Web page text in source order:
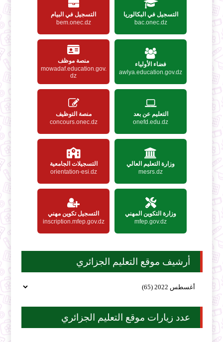
التسجيل في البكالوريا
bac.onec.dz
التسجيل في البيام
bem.onec.dz
فضاء الأولياء
awlya.education.gov.dz
منصة موظف
mowadaf.education.gov.
dz
التعليم عن بعد
onefd.edu.dz
منصة التوظيف
concours.onec.dz
وزارة التعليم العالي
mesrs.dz
التسجيلات الجامعية
orientation-esi.dz
وزارة التكوين المهني
mfep.gov.dz
التسجيل تكوين مهني
inscription.mfep.gov.dz
أرشيف موقع التعليم الجزائري
عدد زيارات موقع التعليم الجزائري